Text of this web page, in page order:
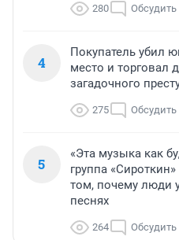
280 Обсудить
4
Покупатель убил
место и торговал
загадочного
275 Обсудить
5
«Эта музыка как
группа
том, почему люди
песнях
264 Обсудить